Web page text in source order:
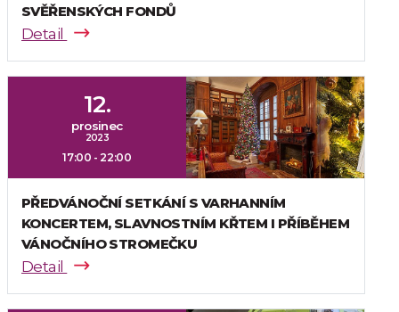
SVĚŘENSKÝCH FONDŮ
Detail
12.
prosinec
2023
17:00 - 22:00
PŘEDVÁNOČNÍ SETKÁNÍ S VARHANNÍM
KONCERTEM, SLAVNOSTNÍM KŘTEM I PŘÍBĚHEM
VÁNOČNÍHO STROMEČKU
Detail